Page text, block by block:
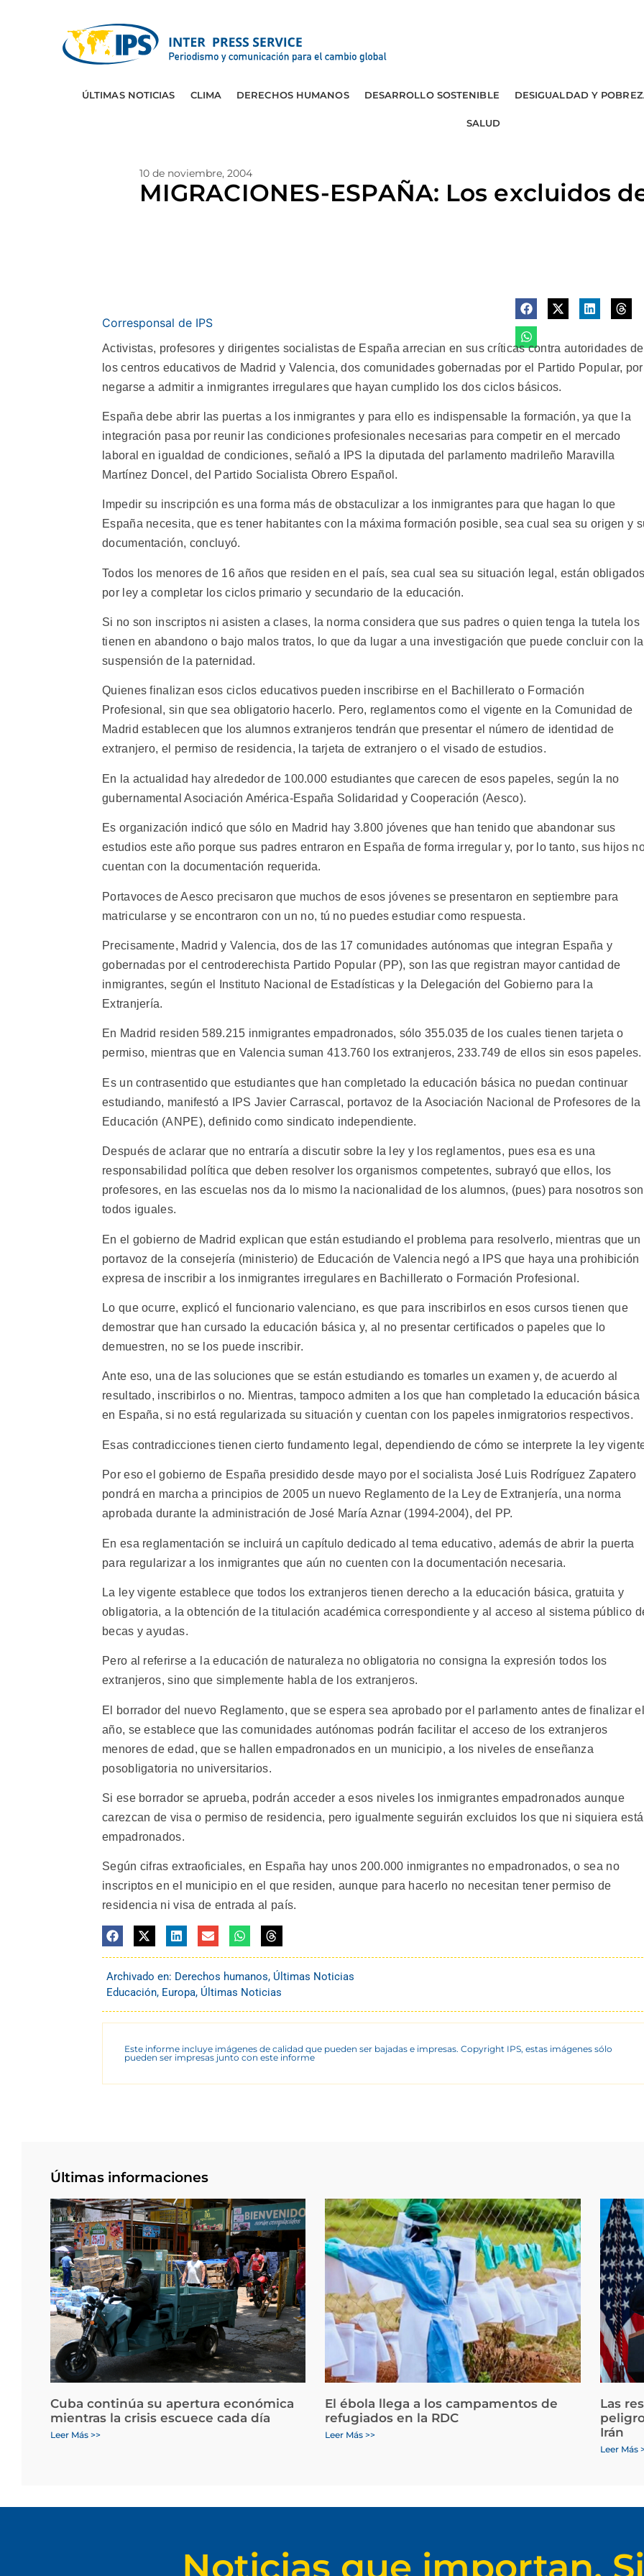
ÚLTIMAS NOTICIAS CLIMA DERECHOS HUMANOS DESARROLLO SOSTENIBLE DESIGUALDAD Y
SALUD
10 de noviembre, 2004
MIGRACIONES-ESPAÑA: Los excluidos
Corresponsal de IPS
Activistas, profesores y dirigentes socialistas de España arrecian en sus críticas contra autoridades de
los centros educativos de Madrid y Valencia, dos comunidades gobernadas por el Partido Popular, por
negarse a admitir a inmigrantes irregulares que hayan cumplido los dos ciclos básicos.
España debe abrir las puertas a los inmigrantes y para ello es indispensable la formación, ya que la
integración pasa por reunir las condiciones profesionales necesarias para competir en el mercado
laboral en igualdad de condiciones, señaló a IPS la diputada del parlamento madrileño Maravilla
Martínez Doncel, del Partido Socialista Obrero Español.
Impedir su inscripción es una forma más de obstaculizar a los inmigrantes para que hagan lo que
España necesita, que es tener habitantes con la máxima formación posible, sea cual sea su origen y
documentación, concluyó.
Todos los menores de 16 años que residen en el país, sea cual sea su situación legal, están
por ley a completar los ciclos primario y secundario de la educación.
Si no son inscriptos ni asisten a clases, la norma considera que sus padres o quien tenga la tutela los
tienen en abandono o bajo malos tratos, lo que da lugar a una investigación que puede concluir con la
suspensión de la paternidad.
Quienes finalizan esos ciclos educativos pueden inscribirse en el Bachillerato o Formación
Profesional, sin que sea obligatorio hacerlo. Pero, reglamentos como el vigente en la Comunidad de
Madrid establecen que los alumnos extranjeros tendrán que presentar el número de identidad de
extranjero, el permiso de residencia, la tarjeta de extranjero o el visado de estudios.
En la actualidad hay alrededor de 100.000 estudiantes que carecen de esos papeles, según la no
gubernamental Asociación América-España Solidaridad y Cooperación (Aesco).
Es organización indicó que sólo en Madrid hay 3.800 jóvenes que han tenido que abandonar sus
estudios este año porque sus padres entraron en España de forma irregular y, por lo tanto, sus hijos
cuentan con la documentación requerida.
Portavoces de Aesco precisaron que muchos de esos jóvenes se presentaron en septiembre para
matricularse y se encontraron con un no, tú no puedes estudiar como respuesta.
Precisamente, Madrid y Valencia, dos de las 17 comunidades autónomas que integran España y
gobernadas por el centroderechista Partido Popular (PP), son las que registran mayor cantidad de
inmigrantes, según el Instituto Nacional de Estadísticas y la Delegación del Gobierno para la
Extranjería.
En Madrid residen 589.215 inmigrantes empadronados, sólo 355.035 de los cuales tienen tarjeta o
permiso, mientras que en Valencia suman 413.760 los extranjeros, 233.749 de ellos sin esos papeles.
Es un contrasentido que estudiantes que han completado la educación básica no puedan continuar
estudiando, manifestó a IPS Javier Carrascal, portavoz de la Asociación Nacional de Profesores de la
Educación (ANPE), definido como sindicato independiente.
Después de aclarar que no entraría a discutir sobre la ley y los reglamentos, pues esa es una
responsabilidad política que deben resolver los organismos competentes, subrayó que ellos, los
profesores, en las escuelas nos da lo mismo la nacionalidad de los alumnos, (pues) para nosotros son
todos iguales.
En el gobierno de Madrid explican que están estudiando el problema para resolverlo, mientras que un
portavoz de la consejería (ministerio) de Educación de Valencia negó a IPS que haya una prohibición
expresa de inscribir a los inmigrantes irregulares en Bachillerato o Formación Profesional.
Lo que ocurre, explicó el funcionario valenciano, es que para inscribirlos en esos cursos tienen que
demostrar que han cursado la educación básica y, al no presentar certificados o papeles que lo
demuestren, no se los puede inscribir.
Ante eso, una de las soluciones que se están estudiando es tomarles un examen y, de acuerdo al
resultado, inscribirlos o no. Mientras, tampoco admiten a los que han completado la educación básica
en España, si no está regularizada su situación y cuentan con los papeles inmigratorios respectivos.
Esas contradicciones tienen cierto fundamento legal, dependiendo de cómo se interprete la ley
Por eso el gobierno de España presidido desde mayo por el socialista José Luis Rodríguez Zapatero
pondrá en marcha a principios de 2005 un nuevo Reglamento de la Ley de Extranjería, una norma
aprobada durante la administración de José María Aznar (1994-2004), del PP.
En esa reglamentación se incluirá un capítulo dedicado al tema educativo, además de abrir la puerta
para regularizar a los inmigrantes que aún no cuenten con la documentación necesaria.
La ley vigente establece que todos los extranjeros tienen derecho a la educación básica, gratuita y
obligatoria, a la obtención de la titulación académica correspondiente y al acceso al sistema público
becas y ayudas.
Pero al referirse a la educación de naturaleza no obligatoria no consigna la expresión todos los
extranjeros, sino que simplemente habla de los extranjeros.
El borrador del nuevo Reglamento, que se espera sea aprobado por el parlamento antes de finalizar el
año, se establece que las comunidades autónomas podrán facilitar el acceso de los extranjeros
menores de edad, que se hallen empadronados en un municipio, a los niveles de enseñanza
posobligatoria no universitarios.
Si ese borrador se aprueba, podrán acceder a esos niveles los inmigrantes empadronados aunque
carezcan de visa o permiso de residencia, pero igualmente seguirán excluidos los que ni siquiera
empadronados.
Según cifras extraoficiales, en España hay unos 200.000 inmigrantes no empadronados, o sea no
inscriptos en el municipio en el que residen, aunque para hacerlo no necesitan tener permiso de
residencia ni visa de entrada al país.
Archivado en: Derechos humanos, Últimas Noticias
Educación, Europa, Últimas Noticias
Este informe incluye imágenes de calidad que pueden ser bajadas e impresas. Copyright IPS, estas imágenes sólo
pueden ser impresas junto con este informe
Últimas informaciones
Cuba continúa su apertura económica
mientras la crisis escuece cada día
Leer Más >>
El ébola llega a los campamentos de
refugiados en la RDC
Leer Más >>
Las
Irán
Leer Más
Noticias que importan.